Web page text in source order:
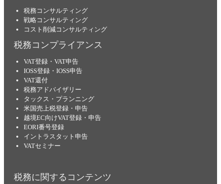
税務コンサルティング
戦略コンサルティング
コスト削減コンサルティング
税務コンプライアンス
VAT登録・VAT申告
IOSS登録・IOSS申告
VAT還付
税務アドバイザリー
タックス・プランニング
米国売上税登録・申告
越境EC向けVAT登録・申告
EORI番号登録
イントラスタット申告
VATセミナー
税務に関するコンテンツ